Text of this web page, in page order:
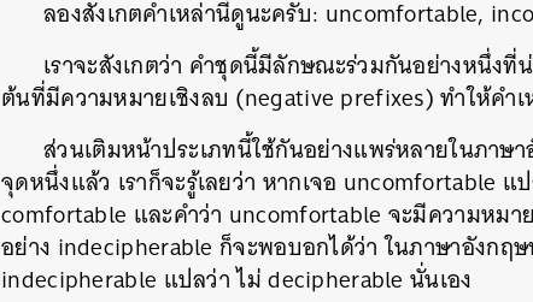
ลองสังเกตคำเหล่านี้ดูนะครับ: uncomfortable,
เราจะสังเกตว่า คำชุดนี้มีลักษณะร่วมกันอย่างหนึ่ง
ต้นที่มีความหมายเชิงลบ (negative prefixes) ทำให้คำ
ส่วนเติมหน้าประเภทนี้ใช้กันอย่างแพร่หลายในภาษ
จุดหนึ่งแล้ว เราก็จะรู้เลยว่า หากเจอ uncomfortable
comfortable และคำว่า uncomfortable จะมีความหม
อย่าง indecipherable ก็จะพอบอกได้ว่า ในภาษาอังกฤ
indecipherable แปลว่า ไม่ decipherable นั่นเอง